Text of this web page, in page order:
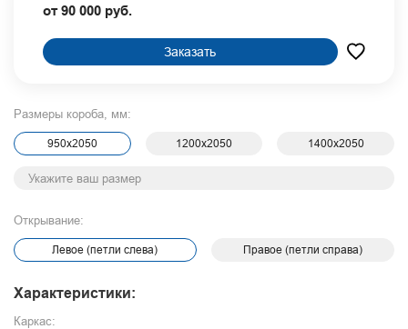
от 90 000 руб.
Заказать
Размеры короба, мм:
950х2050 1200х2050 1400х2050
Открывание:
Левое (петли слева) Правое (петли справа)
Характеристики:
Каркас: